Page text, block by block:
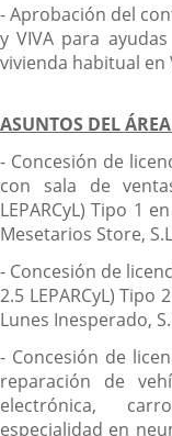
- Aprobación del
y VIVA para
vivienda habitual en
ASUNTOS DEL
- Concesión de
con sala de
LEPARCyL) Tipo 1
Mesetarios Store,
- Concesión de
2.5 LEPARCyL)
Lunes Inesperado,
- Concesión de
reparación de
electrónica,
especialidad en